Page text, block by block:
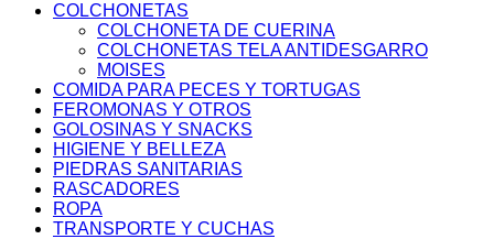
COLCHONETAS
COLCHONETA DE CUERINA
COLCHONETAS TELA ANTIDESGARRO
MOISES
COMIDA PARA PECES Y TORTUGAS
FEROMONAS Y OTROS
GOLOSINAS Y SNACKS
HIGIENE Y BELLEZA
PIEDRAS SANITARIAS
RASCADORES
ROPA
TRANSPORTE Y CUCHAS